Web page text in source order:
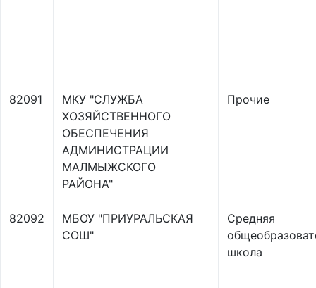
82091
МКУ "СЛУЖБА
ХОЗЯЙСТВЕННОГО
ОБЕСПЕЧЕНИЯ
АДМИНИСТРАЦИИ
МАЛМЫЖСКОГО
РАЙОНА"
Прочие
82092
МБОУ "ПРИУРАЛЬСКАЯ
СОШ"
Средняя
школа